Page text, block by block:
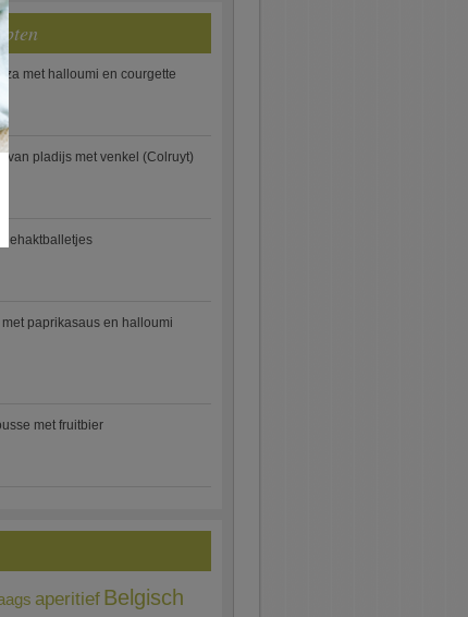
met halloumi en courgette
van pladijs met venkel (Colruyt)
gehaktballetjes
paprikasaus en halloumi
met fruitbier
aperitief Belgisch